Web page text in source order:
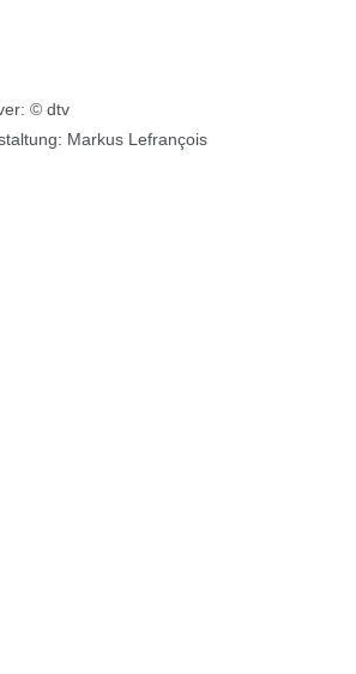
© dtv
Markus Lefrançois